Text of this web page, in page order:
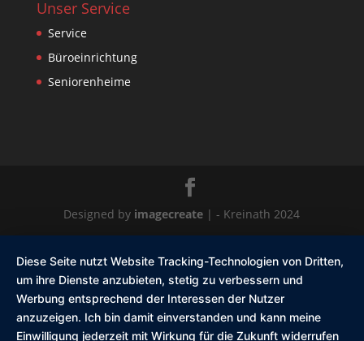
Unser Service
Service
Büroeinrichtung
Seniorenheime
Designed by imagecreate | - Kreinath 2024
Diese Seite nutzt Website Tracking-Technologien von Dritten,
um ihre Dienste anzubieten, stetig zu verbessern und
Werbung entsprechend der Interessen der Nutzer
anzuzeigen. Ich bin damit einverstanden und kann meine
Einwilligung jederzeit mit Wirkung für die Zukunft widerrufen